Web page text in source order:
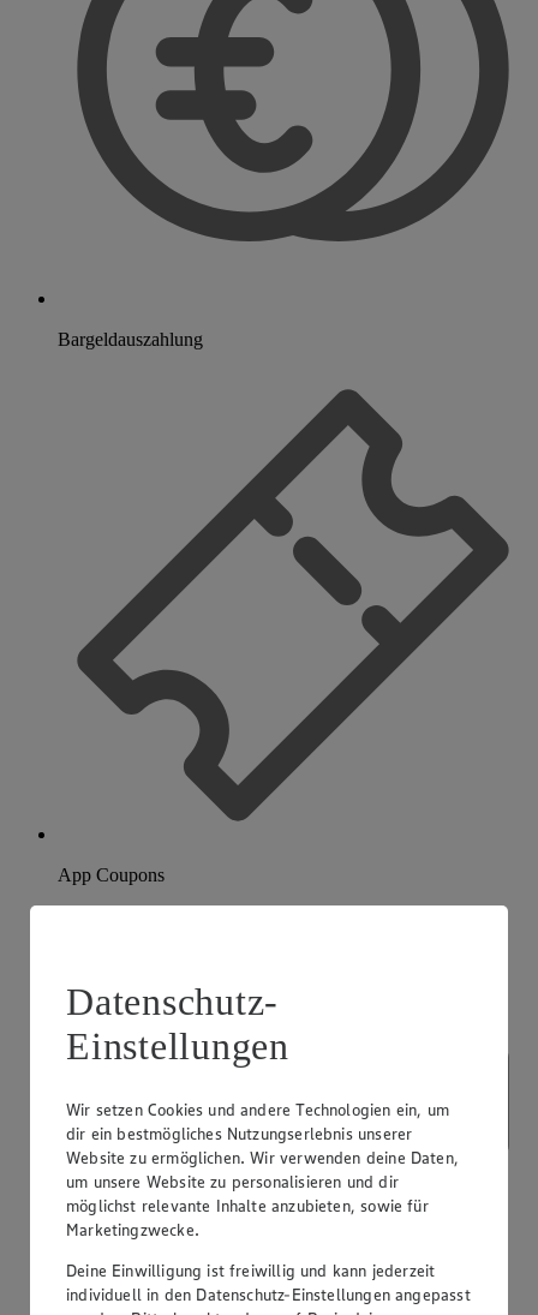
Bargeldauszahlung
App Coupons
Datenschutz-
Einstellungen
Wir setzen Cookies und andere Technologien ein, um
dir ein bestmögliches Nutzungserlebnis unserer
Website zu ermöglichen. Wir verwenden deine Daten,
um unsere Website zu personalisieren und dir
möglichst relevante Inhalte anzubieten, sowie für
Marketingzwecke.
Deine Einwilligung ist freiwillig und kann jederzeit
individuell in den Datenschutz-Einstellungen angepasst